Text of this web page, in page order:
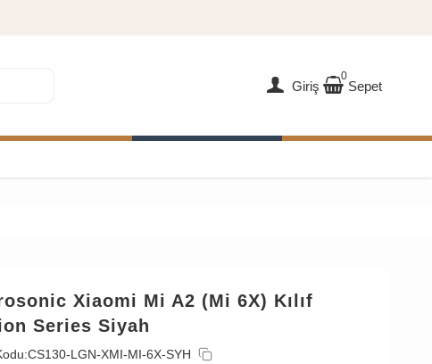
Giriş
0
Sepet
Xiaomi Mi A2 (Mi 6X) Kılıf
Series Siyah
CS130-LGN-XMI-MI-6X-SYH